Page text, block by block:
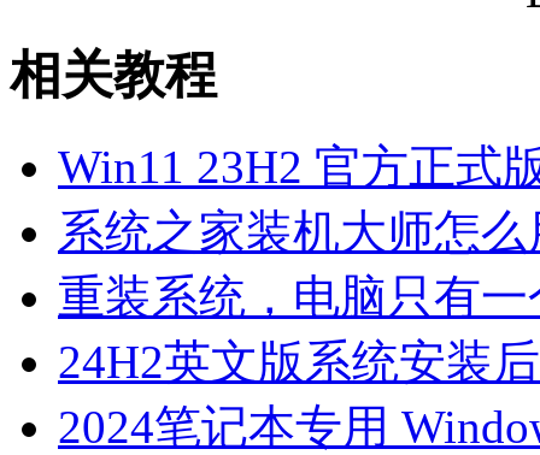
相关教程
Win11 23H2 官方正式
系统之家装机大师怎
重装系统，电脑只有
24H2英文版系统安装
2024笔记本专用